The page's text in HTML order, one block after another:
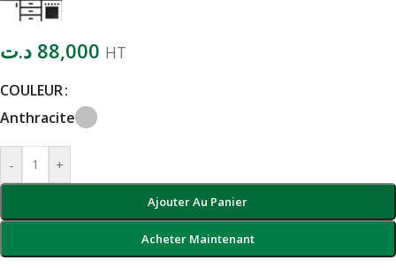
88,000 د.ت HT
COULEUR
Anthracite
- +
Ajouter Au Panier
Acheter Maintenant